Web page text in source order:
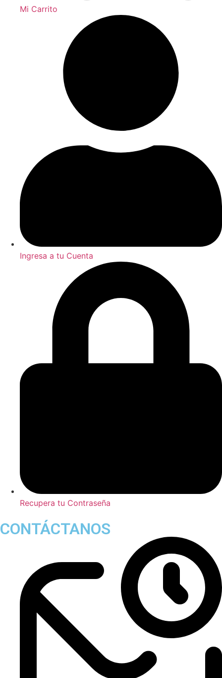
Mi Carrito
Ingresa a tu Cuenta
Recupera tu Contraseña
CONTÁCTANOS